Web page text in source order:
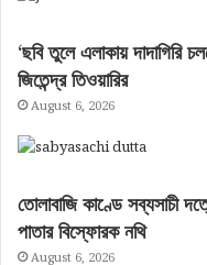
‘ছবি তুলে এলাকায় দাদাগিরি
জিতেন্দ্র তিওয়ারির
August 6, 2026
তোলাবাজি কাণ্ডে সব্যসাচী
পাতার বিস্ফোরক নথি
August 6, 2026